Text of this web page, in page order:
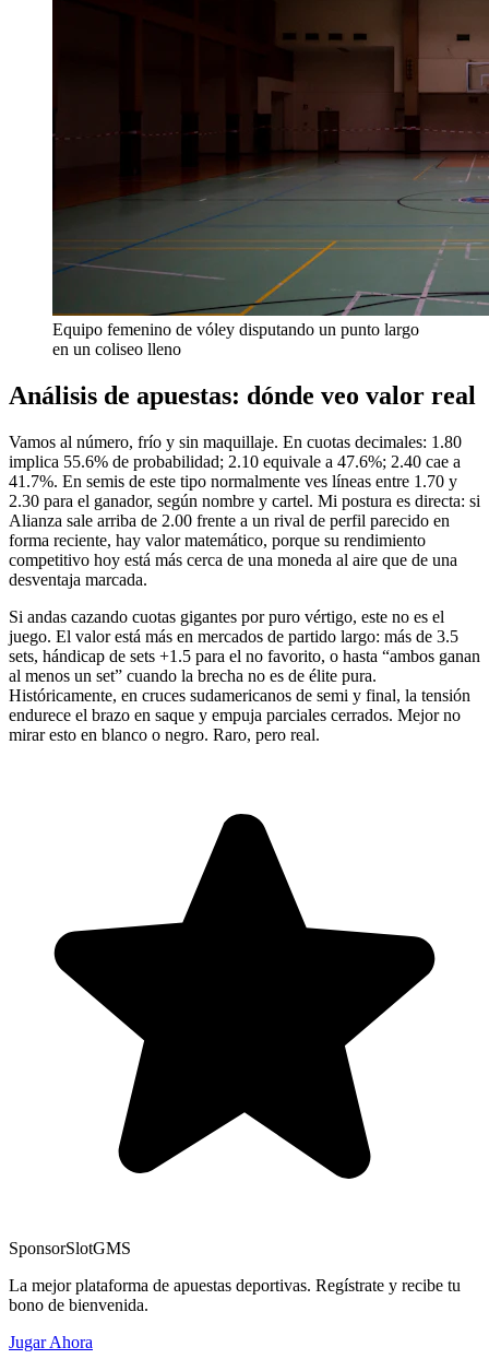
Equipo femenino de vóley disputando un punto largo
en un coliseo lleno
Análisis de apuestas: dónde veo valor real
Vamos al número, frío y sin maquillaje. En cuotas decimales: 1.80
implica 55.6% de probabilidad; 2.10 equivale a 47.6%; 2.40 cae a
41.7%. En semis de este tipo normalmente ves líneas entre 1.70 y
2.30 para el ganador, según nombre y cartel. Mi postura es directa: si
Alianza sale arriba de 2.00 frente a un rival de perfil parecido en
forma reciente, hay valor matemático, porque su rendimiento
competitivo hoy está más cerca de una moneda al aire que de una
desventaja marcada.
Si andas cazando cuotas gigantes por puro vértigo, este no es el
juego. El valor está más en mercados de partido largo: más de 3.5
sets, hándicap de sets +1.5 para el no favorito, o hasta “ambos ganan
al menos un set” cuando la brecha no es de élite pura.
Históricamente, en cruces sudamericanos de semi y final, la tensión
endurece el brazo en saque y empuja parciales cerrados. Mejor no
mirar esto en blanco o negro. Raro, pero real.
SponsorSlotGMS
La mejor plataforma de apuestas deportivas. Regístrate y recibe tu
bono de bienvenida.
Jugar Ahora